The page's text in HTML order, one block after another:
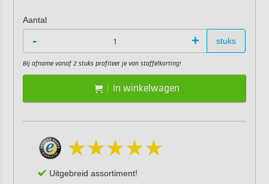
Aantal
- + stuks
Bij afname vanaf 2 stuks profiteer je van staffelkorting!
In winkelwagen
Uitgebreid assortiment!